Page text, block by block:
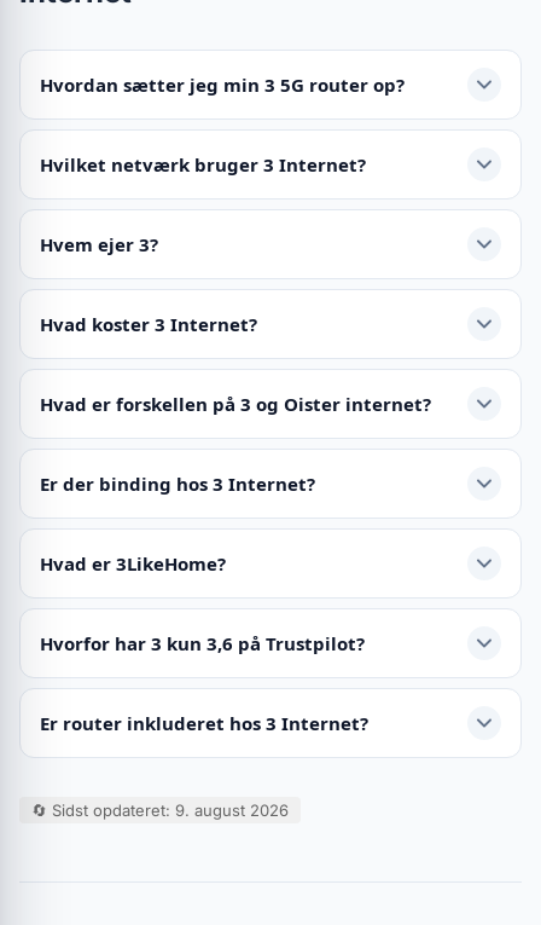
Hvordan sætter jeg min 3 5G router op?
Hvilket netværk bruger 3 Internet?
Hvem ejer 3?
Hvad koster 3 Internet?
Hvad er forskellen på 3 og Oister internet?
Er der binding hos 3 Internet?
Hvad er 3LikeHome?
Hvorfor har 3 kun 3,6 på Trustpilot?
Er router inkluderet hos 3 Internet?
🔄 Sidst opdateret: 9. august 2026